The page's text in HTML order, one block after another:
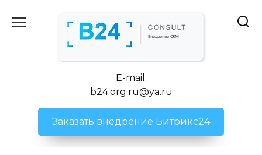
E-mail:
b24.org.ru@ya.ru
Заказать внедрение Битрикс24